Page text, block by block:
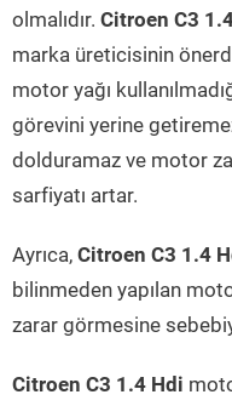
olmalıdır. Citroen C3
marka üreticisinin
motor yağı
görevini yerine
dolduramaz ve motor
sarfiyatı artar.
Ayrıca, Citroen C3 1.4
bilinmeden yapılan
zarar görmesine
Citroen C3 1.4 Hdi